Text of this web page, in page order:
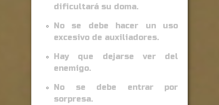
dificultará su doma.
No se debe hacer un uso
excesivo de auxiliadores.
Hay que dejarse ver del
enemigo.
No se debe entrar por
sorpresa.